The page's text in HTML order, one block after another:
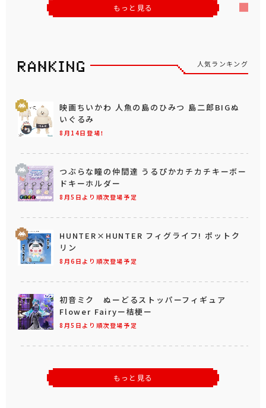
もっと見る
人気ランキング
8月14日登場！
映画ちいかわ 人魚の島のひみつ 島二郎BIGぬ
いぐるみ
8月5日より順次登場予定
つぶらな瞳の仲間達 うるぴかカチカチキーボー
ドキーホルダー
8月6日より順次登場予定
HUNTER×HUNTER フィグライフ! ポットク
リン
8月5日より順次登場予定
初音ミク ぬーどるストッパーフィギュア
Flower Fairyー桔梗ー
もっと見る